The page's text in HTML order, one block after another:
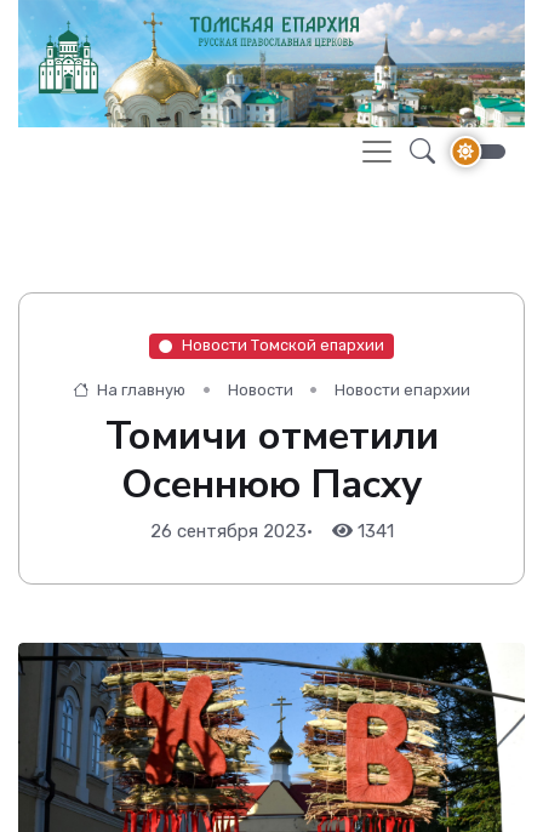
Новости Томской епархии
На главную Новости Новости епархии
Томичи отметили
Осеннюю Пасху
26 сентября 2023• 1341